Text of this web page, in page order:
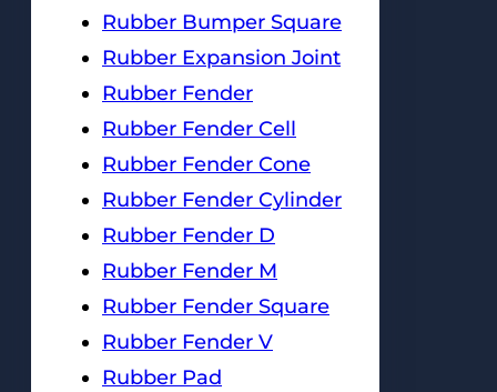
Rubber Bumper Square
Rubber Expansion Joint
Rubber Fender
Rubber Fender Cell
Rubber Fender Cone
Rubber Fender Cylinder
Rubber Fender D
Rubber Fender M
Rubber Fender Square
Rubber Fender V
Rubber Pad